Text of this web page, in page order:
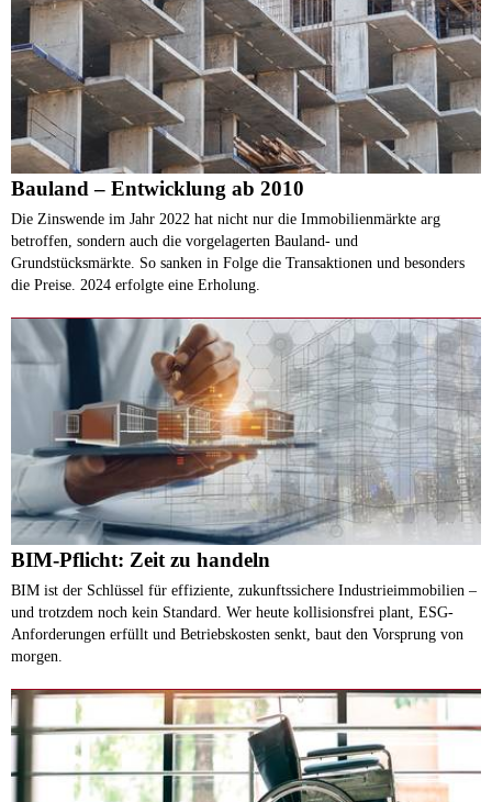
Bauland – Entwicklung ab 2010
Die Zinswende im Jahr 2022 hat nicht nur die Immobilienmärkte arg
betroffen, sondern auch die vorgelagerten Bauland- und
Grundstücksmärkte. So sanken in Folge die Transaktionen und besonders
die Preise. 2024 erfolgte eine Erholung.
BIM-Pflicht: Zeit zu handeln
BIM ist der Schlüssel für effiziente, zukunftssichere Industrieimmobilien –
und trotzdem noch kein Standard. Wer heute kollisionsfrei plant, ESG-
Anforderungen erfüllt und Betriebskosten senkt, baut den Vorsprung von
morgen.